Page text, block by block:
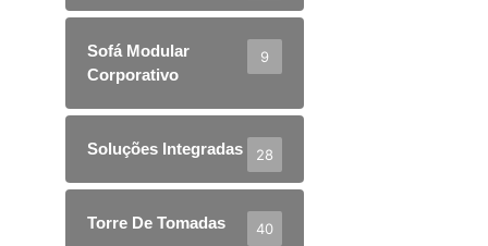
Sofá Modular
Corporativo
9
Soluções Integradas 28
Torre De Tomadas 40